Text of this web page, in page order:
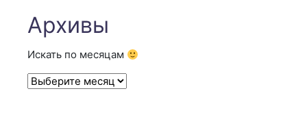
Архивы
Искать по месяцам
Архивы